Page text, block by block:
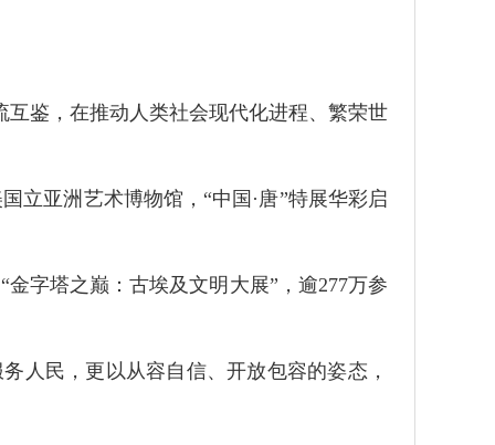
鉴，在推动人类社会现代化进程、繁荣世
立亚洲艺术博物馆，“中国·唐”特展华彩启
字塔之巅：古埃及文明大展”，逾277万参
人民，更以从容自信、开放包容的姿态，